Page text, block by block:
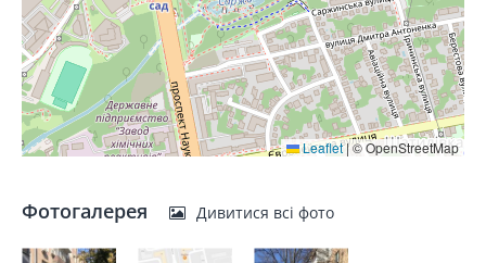
Leaflet|© OpenStreetMap
Фотогалерея Дивитися всі фото